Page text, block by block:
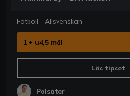
Fotboll - Allsvenskan
1 + u4,5 mål
Läs tipset
Polsater